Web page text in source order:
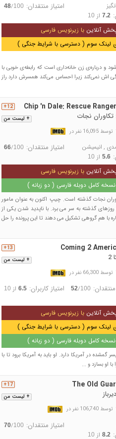
امتیاز منتقدان: 48/100
7.2از 10
آنلاین با زیرنویس فارسی
لینک سوم ( دسترسی با شرایط جنگی )
در دهه‌ی 1950 روایت می‌شود و درباره‌ی زن خانه‌داری است که رابطه‌ی خوبی با
اش نمی‌کند زیرا احساس می‌کند همسرش دارد راز
+ لیست من
12+ Chip 'n Dale: Rescue
نجات
توسط 16,095 نفر در
, انیمیشن امتیاز منتقدان: 66/100
5.6از 10
آنلاین با زیرنویس فارسی
نسخه کامل دوبله فارسی ( دو زبانه )
نجات گذشته است. چیپ اکنون به عنوان مامور
گذشته به سر می برد. با ناپدید شدن یکی از
با هم گروهی تشکیل می دهند تا این پرونده را حل
+ لیست من
13+ Coming 2
توسط 66,300 نفر در
منتقدان: 52/100 امتیاز کاربران: 6.5از 10
آنلاین با زیرنویس فارسی
لینک سوم ( دسترسی با شرایط جنگی )
نسخه کامل دوبله فارسی ( دو زبانه )
در آمریکا دارد. او باید به آمریکا برود تا با
او بسازد و ...
+ لیست من
17+ The Old
توسط 106,740 نفر در
امتیاز منتقدان: 70/100
8.2از 10